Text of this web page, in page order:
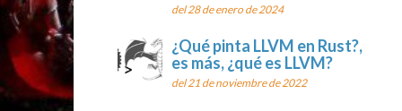
del 28 de enero de 2024
¿Qué pinta LLVM en Rust?,
es más, ¿qué es LLVM?
del 21 de noviembre de 2022